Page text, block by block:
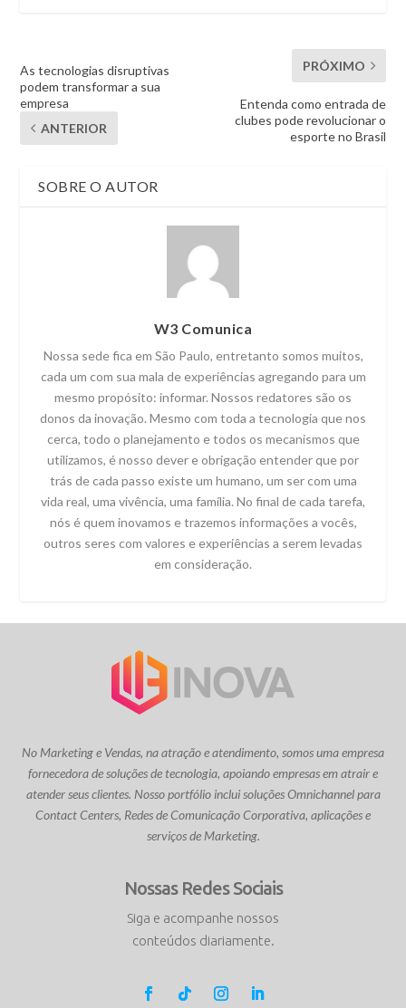
As tecnologias disruptivas
podem transformar a sua
empresa
ANTERIOR
PRÓXIMO
Entenda como entrada de
clubes pode revolucionar o
esporte no Brasil
SOBRE O AUTOR
W3 Comunica
Nossa sede fica em São Paulo, entretanto somos muitos,
cada um com sua mala de experiências agregando para um
mesmo propósito: informar. Nossos redatores são os
donos da inovação. Mesmo com toda a tecnologia que nos
cerca, todo o planejamento e todos os mecanismos que
utilizamos, é nosso dever e obrigação entender que por
trás de cada passo existe um humano, um ser com uma
vida real, uma vivência, uma família. No final de cada tarefa,
nós é quem inovamos e trazemos informações a vocês,
outros seres com valores e experiências a serem levadas
em consideração.
No Marketing e Vendas, na atração e atendimento, somos uma empresa
fornecedora de soluções de tecnologia, apoiando empresas em atrair e
atender seus clientes. Nosso portfólio inclui soluções Omnichannel para
Contact Centers, Redes de Comunicação Corporativa, aplicações e
serviços de Marketing.
Nossas Redes Sociais
Siga e acompanhe nossos
conteúdos diariamente.